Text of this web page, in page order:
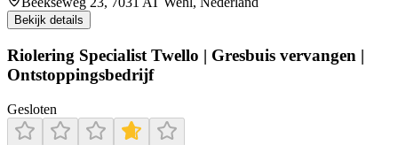
Bekijk details
Riolering Specialist Twello | Gresbuis vervangen |
Ontstoppingsbedrijf
Gesloten